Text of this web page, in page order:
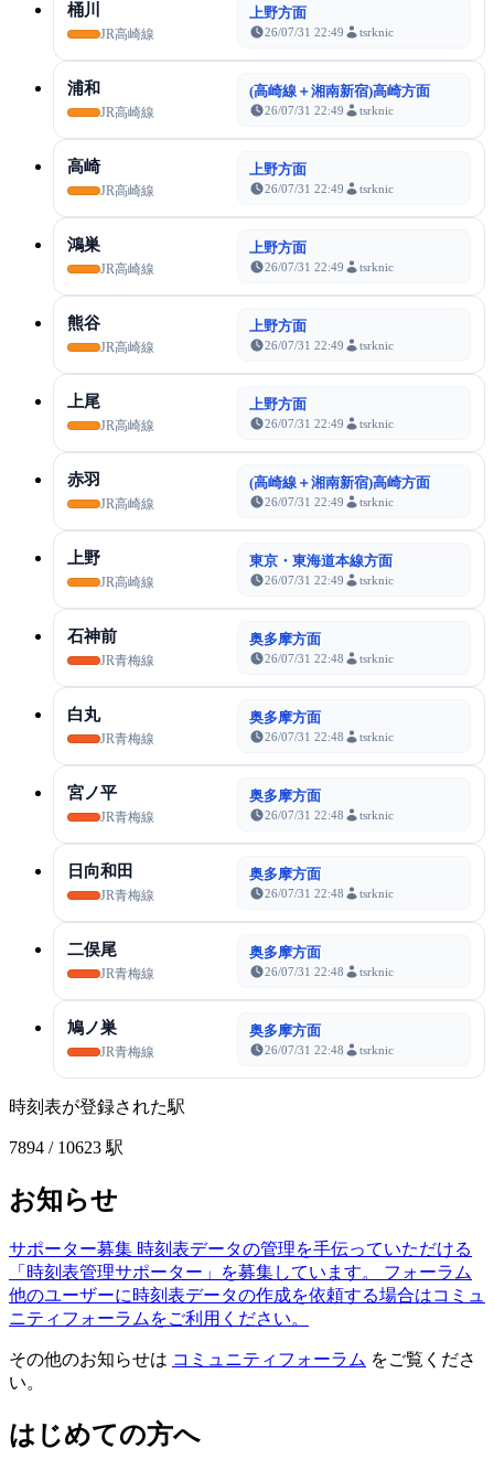
桶川
JR高崎線
上野方面
26/07/31 22:49 tsrknic
浦和
JR高崎線
(高崎線＋湘南新宿)高崎方面
26/07/31 22:49 tsrknic
高崎
JR高崎線
上野方面
26/07/31 22:49 tsrknic
鴻巣
JR高崎線
上野方面
26/07/31 22:49 tsrknic
熊谷
JR高崎線
上野方面
26/07/31 22:49 tsrknic
上尾
JR高崎線
上野方面
26/07/31 22:49 tsrknic
赤羽
JR高崎線
(高崎線＋湘南新宿)高崎方面
26/07/31 22:49 tsrknic
上野
JR高崎線
東京・東海道本線方面
26/07/31 22:49 tsrknic
石神前
JR青梅線
奥多摩方面
26/07/31 22:48 tsrknic
白丸
JR青梅線
奥多摩方面
26/07/31 22:48 tsrknic
宮ノ平
JR青梅線
奥多摩方面
26/07/31 22:48 tsrknic
日向和田
JR青梅線
奥多摩方面
26/07/31 22:48 tsrknic
二俣尾
JR青梅線
奥多摩方面
26/07/31 22:48 tsrknic
鳩ノ巣
JR青梅線
奥多摩方面
26/07/31 22:48 tsrknic
時刻表が登録された駅
7894 / 10623 駅
お知らせ
サポーター募集 時刻表データの管理を手伝っていただける
「時刻表管理サポーター」を募集しています。
フォーラム
他のユーザーに時刻表データの作成を依頼する場合はコミュ
ニティフォーラムをご利用ください。
その他のお知らせは コミュニティフォーラム をご覧くださ
い。
はじめての方へ